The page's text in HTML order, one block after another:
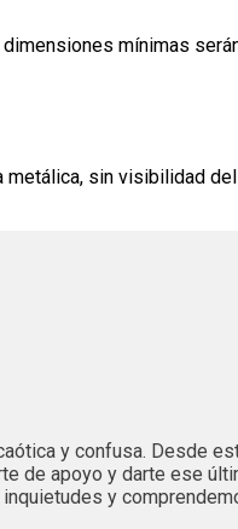
mínimas
sin visibilidad
y confusa. Desde
de apoyo y darte ese
y